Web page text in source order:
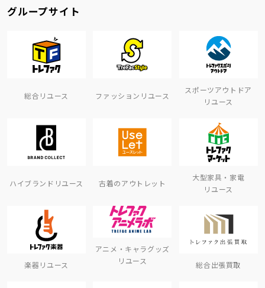
グループサイト
総合リユース ファッションリユース
スポーツアウトドア
リユース
ハイブランドリユース 古着のアウトレット
大型家具・家電
リユース
楽器リユース
アニメ・キャラグッズ
リユース
総合出張買取